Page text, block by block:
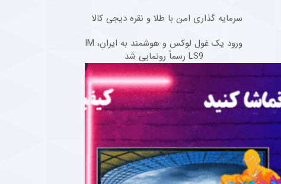
سرمایه گذاری امن با طلا و نقره دیجی کالا
ورود یک غول لوکس و هوشمند به ایران، IM
LS9 رسماً رونمایی شد